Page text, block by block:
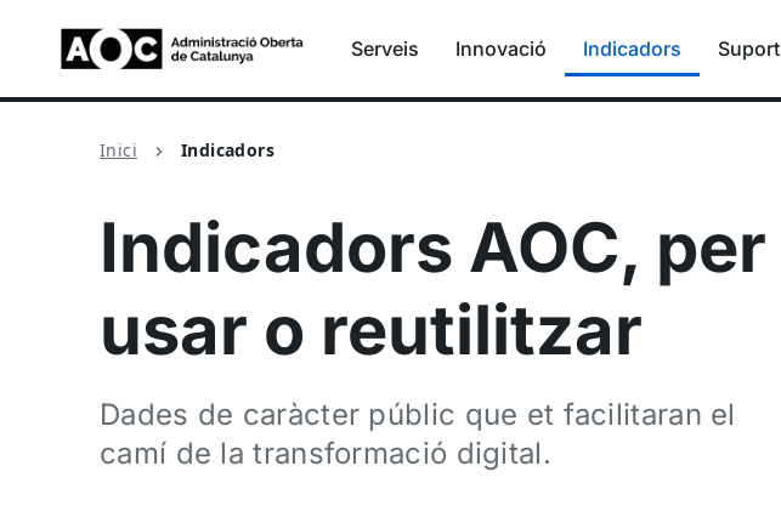
Serveis Innovació Indicadors Suport
Inici Indicadors
Indicadors AOC, per
usar o reutilitzar
Dades de caràcter públic que et facilitaran el
camí de la transformació digital.